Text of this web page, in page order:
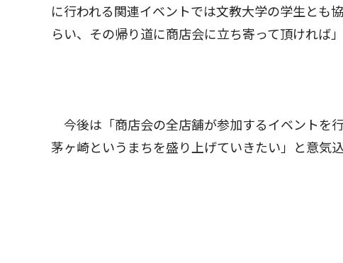
に行われる関連イベントでは文教大学の学生とも
らい、その帰り道に商店会に立ち寄って頂ければ」
今後は「商店会の全店舗が参加するイベントを
茅ヶ崎というまちを盛り上げていきたい」と意気